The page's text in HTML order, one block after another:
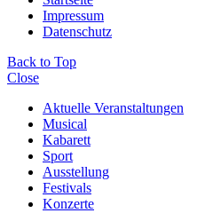
Impressum
Datenschutz
Back to Top
Close
Aktuelle Veranstaltungen
Musical
Kabarett
Sport
Ausstellung
Festivals
Konzerte